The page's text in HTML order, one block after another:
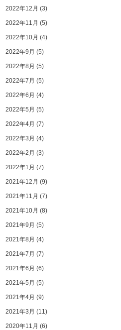
2022年12月 (3)
2022年11月 (5)
2022年10月 (4)
2022年9月 (5)
2022年8月 (5)
2022年7月 (5)
2022年6月 (4)
2022年5月 (5)
2022年4月 (7)
2022年3月 (4)
2022年2月 (3)
2022年1月 (7)
2021年12月 (9)
2021年11月 (7)
2021年10月 (8)
2021年9月 (5)
2021年8月 (4)
2021年7月 (7)
2021年6月 (6)
2021年5月 (5)
2021年4月 (9)
2021年3月 (11)
2020年11月 (6)